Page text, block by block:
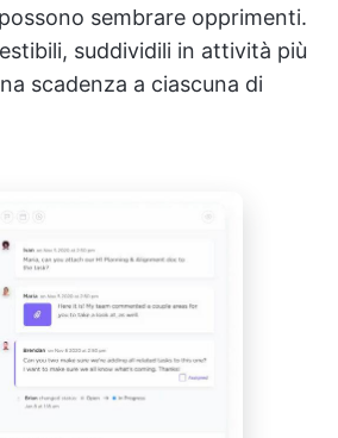
sembrare opprimenti.
suddividili in attività più
scadenza a ciascuna di